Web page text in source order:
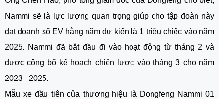
Nammi sẽ là lực lượng quan trọng giúp cho tập đoàn này
đạt doanh số EV hằng năm dự kiến là 1 triệu chiếc vào năm
2025. Nammi đã bắt đầu đi vào hoạt động từ tháng 2 và
được công bố kế hoạch chiến lược vào tháng 3 cho năm
2023 - 2025.
Mẫu xe đầu tiên của thương hiệu là Dongfeng Nammi 01